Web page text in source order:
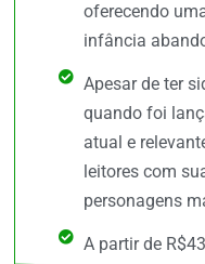
oferecendo
infância
Apesar de ter
quando foi
atual e
leitores com
personagens
A partir de